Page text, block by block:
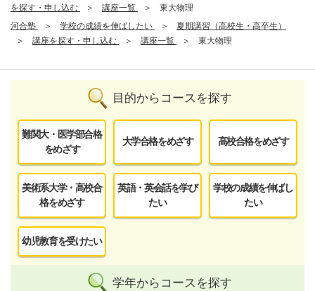
を探す・申し込む
講座一覧
東大物理
河合塾
学校の成績を伸ばしたい
夏期講習（高校生・高卒生）
講座を探す・申し込む
講座一覧 東大物理
目的からコースを探す
難関大・医学部合格
をめざす
大学合格をめざす 高校合格をめざす
美術系大学・高校合
格をめざす
英語・英会話を学び
たい
学校の成績を伸ばし
たい
幼児教育を受けたい
学年からコースを探す